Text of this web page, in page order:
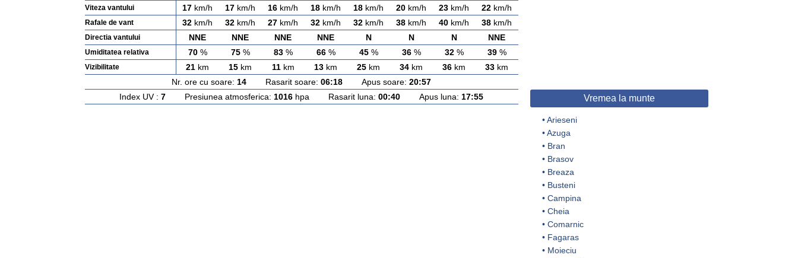
Viteza vantului 17 km/h 17 km/h 16 km/h 18 km/h 18 km/h 20 km/h 23 km/h 22 km/h
Rafale de vant 32 km/h 32 km/h 27 km/h 32 km/h 32 km/h 38 km/h 40 km/h 38 km/h
Directia vantului NNE NNE NNE NNE N N N NNE
Umiditatea relativa 70% 75% 83% 66% 45% 36% 32% 39%
Vizibilitate 21 km 15 km 11km 13 km 25 km 34 km 36 km 33 km
Nr. ore cu soare: 14 Rasarit soare: 06:18 Apus soare: 20:57
Index UV : 7 Presiunea atmosferica: 1016 hpa Rasarit luna: 00:40 Apus luna: 17:55 Vremea la munte
•Arieseni
•Azuga
• Bran
• Brasov
• Breaza
• Busteni
• Campina
• Cheia
• Comarnic
• Fagaras
• Moieciu